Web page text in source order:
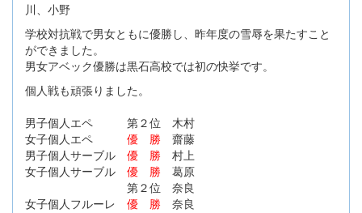
川、小野
学校対抗戦で男女ともに優勝し、昨年度の雪辱を果たすこと
ができました。
男女アベック優勝は黒石高校では初の快挙です。
個人戦も頑張りました。
男子個人エペ 第２位 木村
女子個人エペ 優 勝 齋藤
男子個人サーブル 優 勝 村上
女子個人サーブル 優 勝 葛原
第２位 奈良
女子個人フルーレ 優 勝 奈良